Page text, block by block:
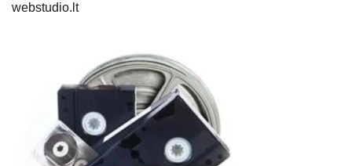
webstudio.lt